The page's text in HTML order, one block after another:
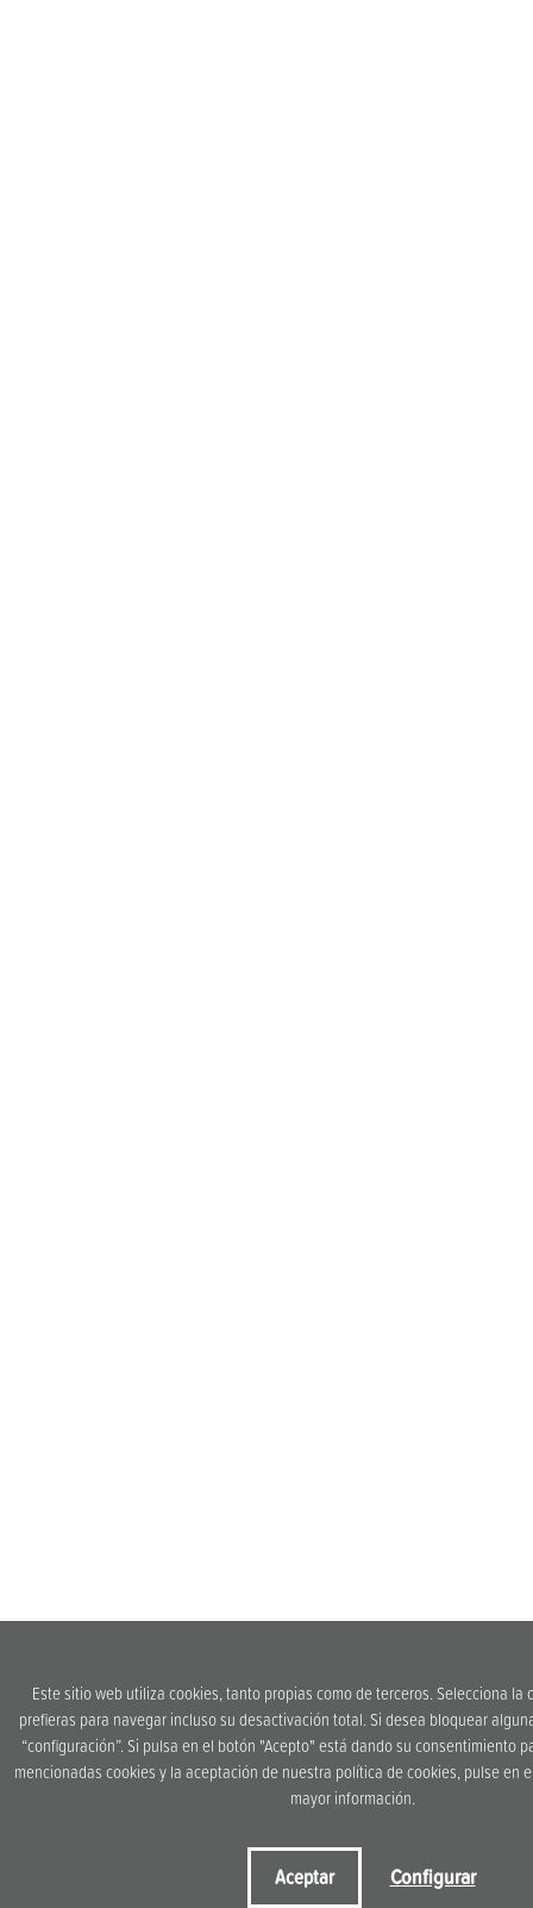
Este sitio web utiliza cookies, tanto propias como de terceros. Selecciona la
prefieras para navegar incluso su desactivación total. Si desea bloquear
“configuración”. Si pulsa en el botón "Acepto" está dando su consentimiento
mencionadas cookies y la aceptación de nuestra política de cookies, pulse en
mayor información.
Aceptar Configurar